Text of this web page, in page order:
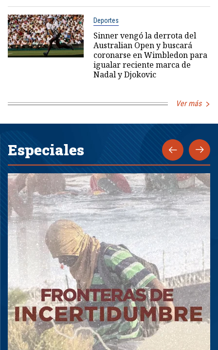
Deportes
Sinner vengó la derrota del
Australian Open y buscará
coronarse en Wimbledon para
igualar reciente marca de
Nadal y Djokovic
Ver más
Especiales